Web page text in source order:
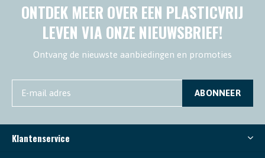
ONTDEK MEER OVER EEN PLASTICVRIJ
LEVEN VIA ONZE NIEUWSBRIEF!
Ontvang de nieuwste aanbiedingen en promoties
ABONNEER
Klantenservice